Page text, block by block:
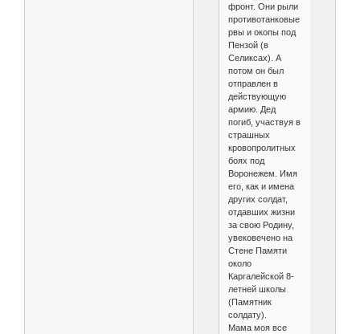
фронт. Они рыли
противотанковые
рвы и окопы под
Пензой (в
Селиксах). А
потом он был
отправлен в
действующую
армию. Дед
погиб, участвуя в
страшных
кровопролитных
боях под
Воронежем. Имя
его, как и имена
других солдат,
отдавших жизни
за свою Родину,
увековечено на
Стене Памяти
около
Каргалейской 8-
летней школы
(Памятник
солдату).
Мама моя все